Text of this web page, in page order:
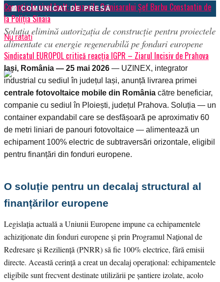
Corupția la nivel înalt: abuzurile Comisarului Șef Barbu Constantin de
la Poliția Sinaia
Nu ratati
Sindicatul EUROPOL critică reacția IGPR – Ziarul Incisiv de Prahova
📰 COMUNICAT DE PRESĂ
Soluția elimină autorizația de construcție pentru proiectele
alimentate cu energie regenerabilă pe fonduri europene
Iași, România — 25 mai 2026 — UZINEX, integrator
industrial cu sediul în județul Iași, anunță livrarea primei
centrale fotovoltaice mobile din România către beneficiar,
companie cu sediul în Ploiești, județul Prahova. Soluția — un
container expandabil care se desfășoară pe aproximativ 60
de metri liniari de panouri fotovoltaice — alimentează un
echipament 100% electric de subtraversări orizontale, eligibil
pentru finanțări din fonduri europene.
O soluție pentru un decalaj structural al
finanțărilor europene
Legislația actuală a Uniunii Europene impune ca echipamentele
achiziționate din fonduri europene și prin Programul Național de
Redresare și Reziliență (PNRR) să fie 100% electrice, fără emisii
directe. Această cerință a creat un decalaj operațional: echipamentele
eligibile sunt frecvent destinate utilizării pe șantiere izolate, acolo